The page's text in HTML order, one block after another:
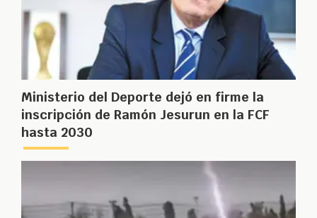
Ministerio del Deporte dejó en firme la
inscripción de Ramón Jesurun en la FCF
hasta 2030